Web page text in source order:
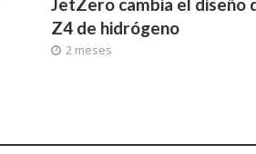
Z4 de hidrógeno
2 meses